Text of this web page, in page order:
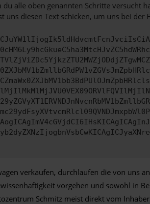
du alle oben genannten Schritte versucht
uns diesen Text schicken, um uns bei der
verkaufen, durchlaufen die von uns
vorgehen und sowohl in
Schmitz meist direkt vom